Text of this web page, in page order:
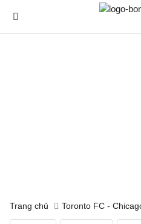
Trang chủ Toronto FC -